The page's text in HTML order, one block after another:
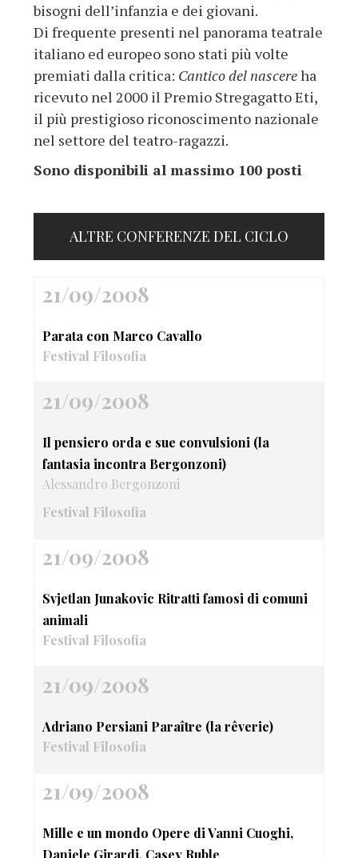
bisogni dell’infanzia e dei giovani.
Di frequente presenti nel panorama teatrale
italiano ed europeo sono stati più volte
premiati dalla critica: Cantico del nascereha
ricevuto nel 2000 il Premio Stregagatto Eti,
il più prestigioso riconoscimento nazionale
nel settore del teatro-ragazzi.
Sono disponibili al massimo 100 posti
ALTRE CONFERENZE DEL CICLO
21/09/2008
Parata con Marco Cavallo
Festival Filosofia
21/09/2008
Il pensiero orda e sue convulsioni (la
fantasia incontra Bergonzoni)
Alessandro Bergonzoni
Festival Filosofia
21/09/2008
Svjetlan Junakovic Ritratti famosi di comuni
animali
Festival Filosofia
21/09/2008
Adriano Persiani Paraître (la rêverie)
Festival Filosofia
21/09/2008
Mille e un mondo Opere di Vanni Cuoghi,
Daniele Girardi, Casey Ruble